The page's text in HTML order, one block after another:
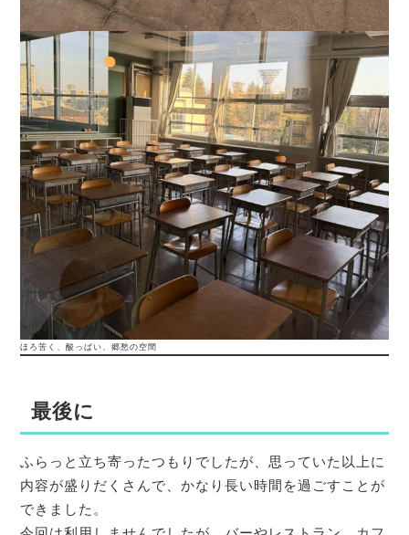
ほろ苦く、酸っぱい、郷愁の空間
最後に
ふらっと立ち寄ったつもりでしたが、思っていた以上に
内容が盛りだくさんで、かなり長い時間を過ごすことが
できました。